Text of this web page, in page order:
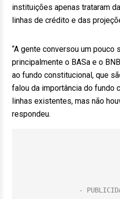
instituições apenas trataram
linhas de crédito e das
“A gente conversou um pouco
principalmente o BASa e o
ao fundo constitucional, que
falou da importância do fundo
linhas existentes, mas não
respondeu.